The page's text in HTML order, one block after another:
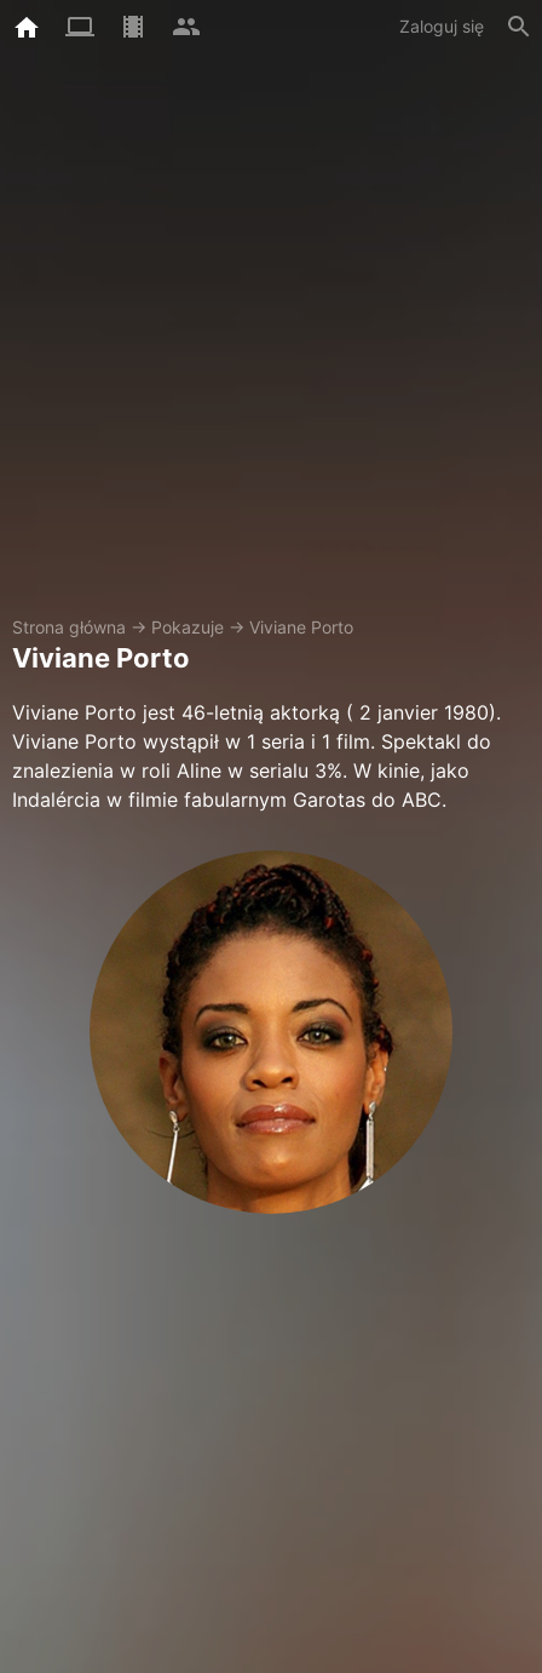
Zaloguj się
Strona główna → Pokazuje → Viviane Porto
Viviane Porto
Viviane Porto jest 46-letnią aktorką ( 2 janvier 1980).
Viviane Porto wystąpił w 1 seria i 1 film. Spektakl do
znalezienia w roli Aline w serialu 3%. W kinie, jako
Indalércia w filmie fabularnym Garotas do ABC.